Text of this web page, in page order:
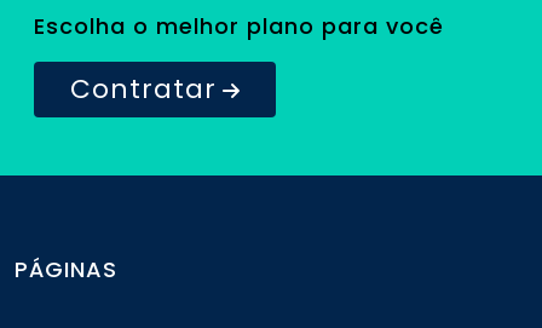
Escolha o melhor plano para você
Contratar
PÁGINAS